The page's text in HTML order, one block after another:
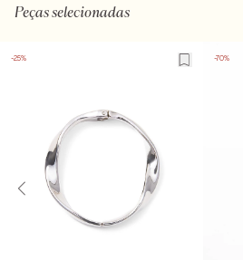
Peças selecionadas
-25% -70%